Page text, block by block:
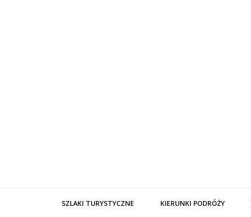
SZLAKI TURYSTYCZNE KIERUNKI PODRÓŻY